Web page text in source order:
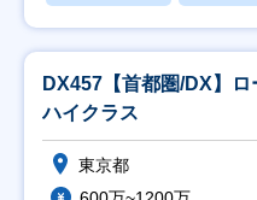
DX457【首都圏/DX】
ハイクラス
東京都